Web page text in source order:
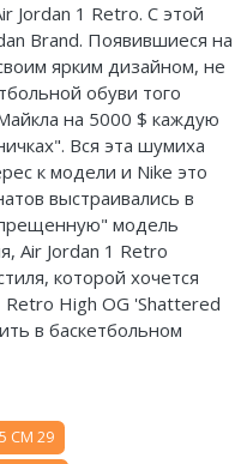
Jordan 1 Retro. С этой
Brand. Появившиеся на
ярким дизайном, не
обуви того
на 5000 $ каждую
Вся эта шумиха
к модели и Nike это
выстраивались в
модель
Air Jordan 1 Retro
которой хочется
Retro High OG 'Shattered
в баскетбольном
CM 29